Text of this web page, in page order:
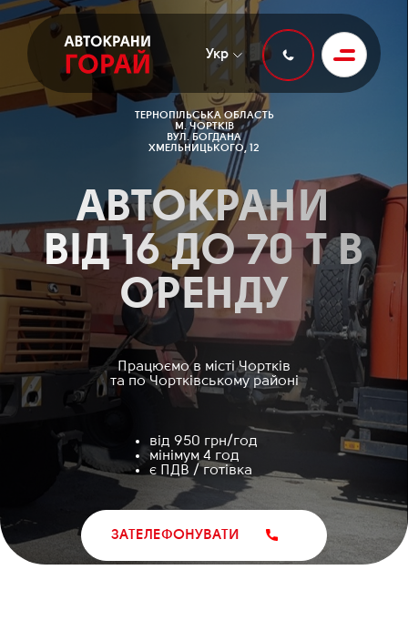
Укр
ТЕРНОПІЛЬСЬКА ОБЛАСТЬ
М. ЧОРТКІВ
ВУЛ. БОГДАНА
ХМЕЛЬНИЦЬКОГО, 12
АВТОКРАНИ
ВІД 16 ДО 70 Т В
ОРЕНДУ
Працюємо в місті Чортків
та по Чортківському районі
від 950 грн/год
мінімум 4 год
є ПДВ / готівка
ЗАТЕЛЕФОНУВАТИ